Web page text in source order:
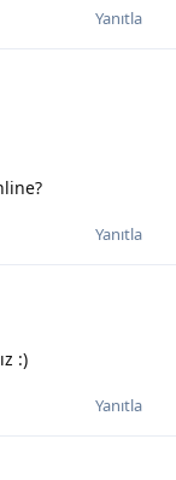
Yanıtla
Yanıtla
:)
Yanıtla